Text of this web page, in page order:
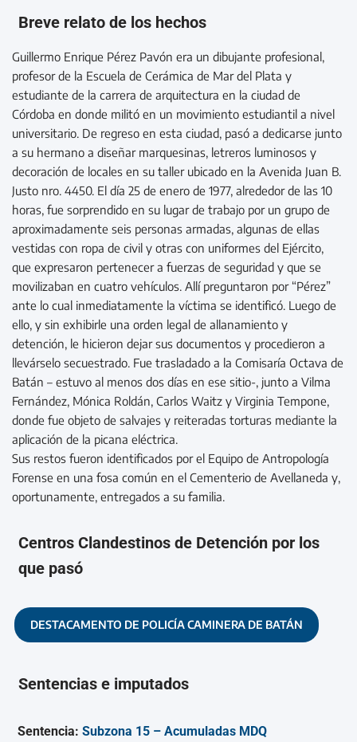
Breve relato de los hechos
Guillermo Enrique Pérez Pavón era un dibujante profesional,
profesor de la Escuela de Cerámica de Mar del Plata y
estudiante de la carrera de arquitectura en la ciudad de
Córdoba en donde militó en un movimiento estudiantil a nivel
universitario. De regreso en esta ciudad, pasó a dedicarse junto
a su hermano a diseñar marquesinas, letreros luminosos y
decoración de locales en su taller ubicado en la Avenida Juan B.
Justo nro. 4450. El día 25 de enero de 1977, alrededor de las 10
horas, fue sorprendido en su lugar de trabajo por un grupo de
aproximadamente seis personas armadas, algunas de ellas
vestidas con ropa de civil y otras con uniformes del Ejército,
que expresaron pertenecer a fuerzas de seguridad y que se
movilizaban en cuatro vehículos. Allí preguntaron por “Pérez”
ante lo cual inmediatamente la víctima se identificó. Luego de
ello, y sin exhibirle una orden legal de allanamiento y
detención, le hicieron dejar sus documentos y procedieron a
llevárselo secuestrado. Fue trasladado a la Comisaría Octava de
Batán – estuvo al menos dos días en ese sitio-, junto a Vilma
Fernández, Mónica Roldán, Carlos Waitz y Virginia Tempone,
donde fue objeto de salvajes y reiteradas torturas mediante la
aplicación de la picana eléctrica.
Sus restos fueron identificados por el Equipo de Antropología
Forense en una fosa común en el Cementerio de Avellaneda y,
oportunamente, entregados a su familia.
Centros Clandestinos de Detención por los
que pasó
DESTACAMENTO DE POLICÍA CAMINERA DE BATÁN
Sentencias e imputados
Sentencia:Subzona 15 – Acumuladas MDQ